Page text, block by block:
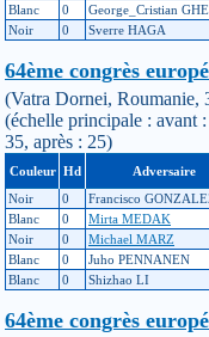
Blanc
0 George_Cristian
Noir
0 Sverre HAGA
64ème congrès
(Vatra Dornei,
(échelle principale : avant
35, après : 25)
Couleur Hd Adversaire
Noir
0 Francisco
Blanc
0 Mirta MEDAK
Noir
0 Michael MARZ
Blanc
0 Juho PENNANEN
Blanc
0 Shizhao LI
64ème congrès